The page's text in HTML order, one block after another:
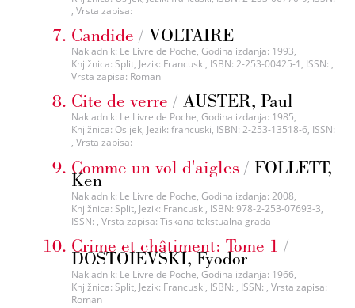
, Vrsta zapisa:
Candide / VOLTAIRE
Nakladnik: Le Livre de Poche, Godina izdanja: 1993,
Knjižnica: Split, Jezik: Francuski, ISBN: 2-253-00425-1, ISSN: ,
Vrsta zapisa: Roman
Cite de verre / AUSTER, Paul
Nakladnik: Le Livre de Poche, Godina izdanja: 1985,
Knjižnica: Osijek, Jezik: francuski, ISBN: 2-253-13518-6, ISSN:
, Vrsta zapisa:
Comme un vol d'aigles / FOLLETT,
Ken
Nakladnik: Le Livre de Poche, Godina izdanja: 2008,
Knjižnica: Split, Jezik: Francuski, ISBN: 978-2-253-07693-3,
ISSN: , Vrsta zapisa: Tiskana tekstualna građa
Crime et châtiment: Tome 1 /
DOSTOIEVSKI, Fyodor
Nakladnik: Le Livre de Poche, Godina izdanja: 1966,
Knjižnica: Split, Jezik: Francuski, ISBN: , ISSN: , Vrsta zapisa:
Roman